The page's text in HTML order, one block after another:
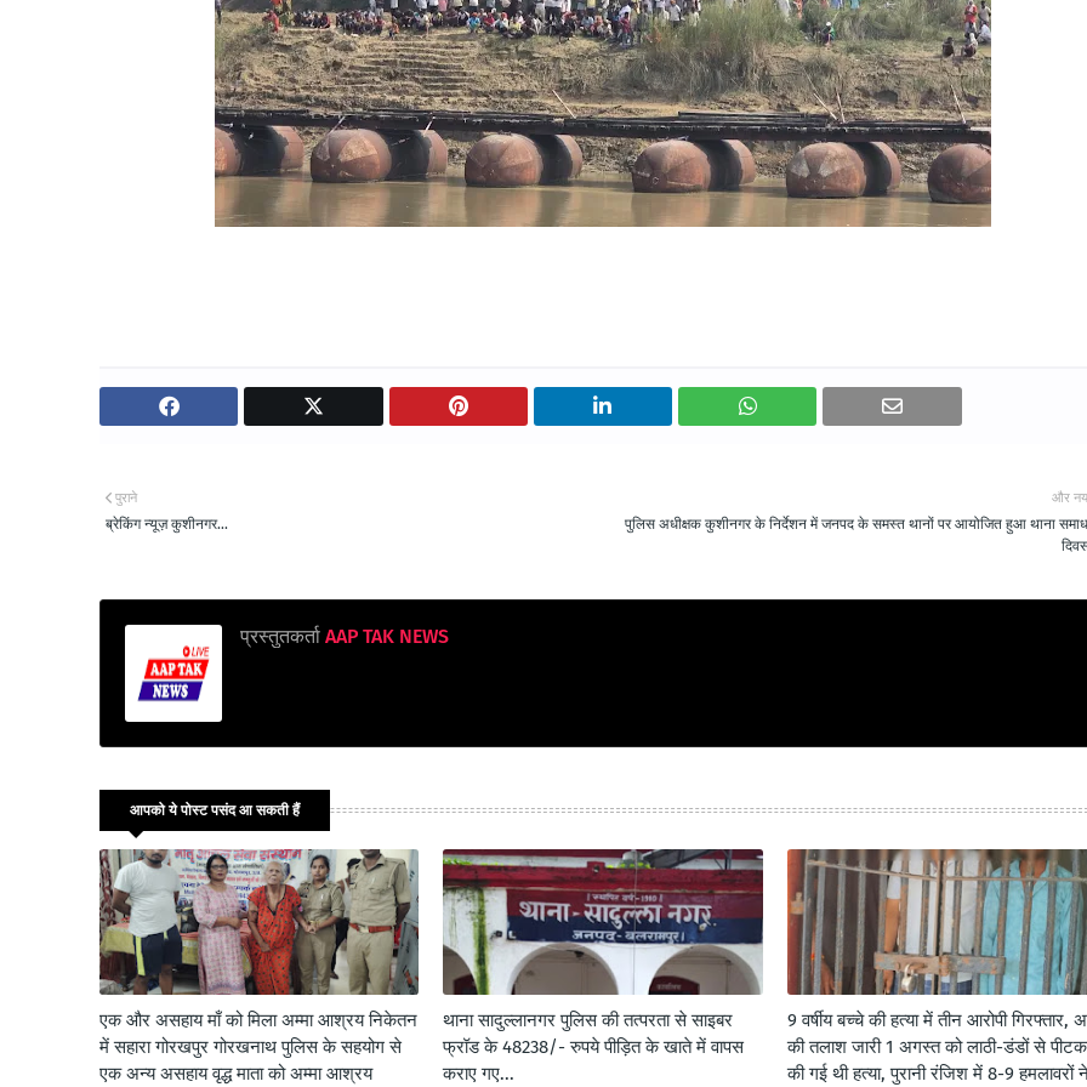
और
पुलिस अधीक्षक कुशीनगर के निर्देशन में जनपद के समस्त थानों पर आयोजित हुआ थाना
पुराने
ब्रेकिंग न्यूज़ कुशीनगर...
प्रस्तुतकर्ता AAP TAK NEWS
आपको ये पोस्ट पसंद आ सकती हैं
एक और असहाय माँ को मिला अम्मा आश्रय निकेतन
में सहारा गोरखपुर गोरखनाथ पुलिस के सहयोग से
एक अन्य असहाय वृद्ध माता को अम्मा आश्रय
थाना सादुल्लानगर पुलिस की तत्परता से साइबर
फ्रॉड के 48238/- रुपये पीड़ित के खाते में वापस
कराए गए...
9 वर्षीय बच्चे की हत्या में तीन आरोपी गिरफ्तार,
की तलाश जारी 1 अगस्त को लाठी-डंडों से
की गई थी हत्या, पुरानी रंजिश में 8-9 हमलावरों